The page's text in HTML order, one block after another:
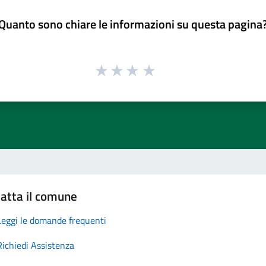
sono chiare le informazioni su questa
il comune
le domande frequenti
Assistenza